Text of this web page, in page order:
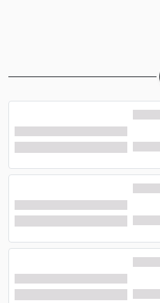
گردشگران عزیز به عمل می
بسیار شیک و دوست داشتنی
زیبا نیز می باشند.
و عالی تعبیه شده اند. از
های اقامتی در نظر گرفته شده
سیستم تهویه مطبوع،
چالوس